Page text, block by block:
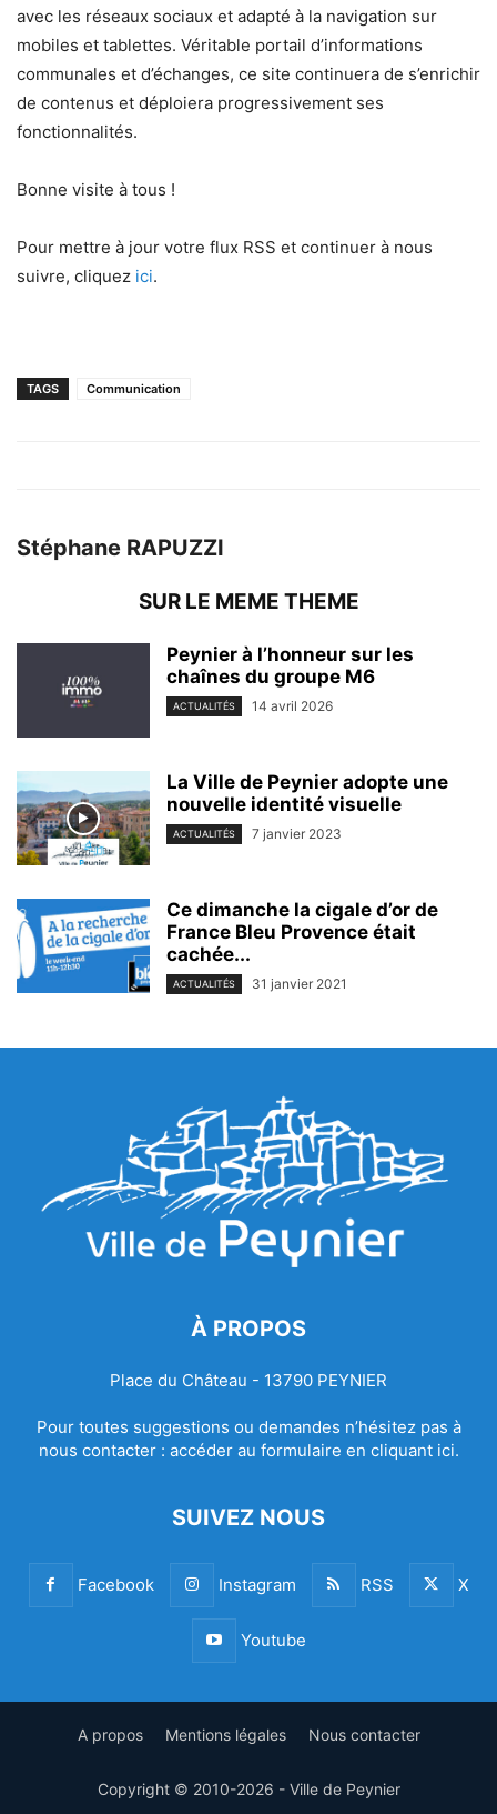
avec les réseaux sociaux et adapté à la navigation sur
mobiles et tablettes. Véritable portail d’informations
communales et d’échanges, ce site continuera de s’enrichir
de contenus et déploiera progressivement ses
fonctionnalités.
Bonne visite à tous !
Pour mettre à jour votre flux RSS et continuer à nous
suivre, cliquez ici.
TAGS Communication
Stéphane RAPUZZI
SUR LE MEME THEME
Peynier à l’honneur sur les
chaînes du groupe M6
ACTUALITÉS 14 avril 2026
La Ville de Peynier adopte une
nouvelle identité visuelle
ACTUALITÉS 7 janvier 2023
Ce dimanche la cigale d’or de
France Bleu Provence était
cachée...
ACTUALITÉS 31 janvier 2021
À PROPOS
Place du Château - 13790 PEYNIER
Pour toutes suggestions ou demandes n’hésitez pas à
nous contacter : accéder au formulaire en cliquant ici.
SUIVEZ NOUS
Facebook Instagram RSS X
Youtube
A propos Mentions légales Nous contacter
Copyright © 2010-2026 - Ville de Peynier